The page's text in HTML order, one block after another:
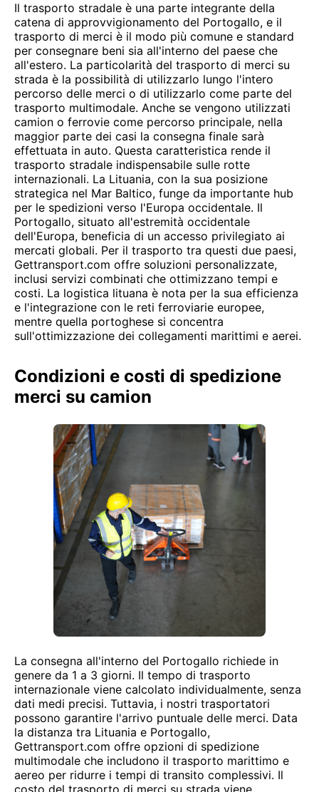
Il trasporto stradale è una parte integrante della
catena di approvvigionamento del Portogallo, e il
trasporto di merci è il modo più comune e standard
per consegnare beni sia all'interno del paese che
all'estero. La particolarità del trasporto di merci su
strada è la possibilità di utilizzarlo lungo l'intero
percorso delle merci o di utilizzarlo come parte del
trasporto multimodale. Anche se vengono utilizzati
camion o ferrovie come percorso principale, nella
maggior parte dei casi la consegna finale sarà
effettuata in auto. Questa caratteristica rende il
trasporto stradale indispensabile sulle rotte
internazionali. La Lituania, con la sua posizione
strategica nel Mar Baltico, funge da importante hub
per le spedizioni verso l'Europa occidentale. Il
Portogallo, situato all'estremità occidentale
dell'Europa, beneficia di un accesso privilegiato ai
mercati globali. Per il trasporto tra questi due paesi,
Gettransport.com offre soluzioni personalizzate,
inclusi servizi combinati che ottimizzano tempi e
costi. La logistica lituana è nota per la sua efficienza
e l'integrazione con le reti ferroviarie europee,
mentre quella portoghese si concentra
sull'ottimizzazione dei collegamenti marittimi e aerei.
Condizioni e costi di spedizione
merci su camion
La consegna all'interno del Portogallo richiede in
genere da 1 a 3 giorni. Il tempo di trasporto
internazionale viene calcolato individualmente, senza
dati medi precisi. Tuttavia, i nostri trasportatori
possono garantire l'arrivo puntuale delle merci. Data
la distanza tra Lituania e Portogallo,
Gettransport.com offre opzioni di spedizione
multimodale che includono il trasporto marittimo e
aereo per ridurre i tempi di transito complessivi. Il
costo del trasporto di merci su strada viene